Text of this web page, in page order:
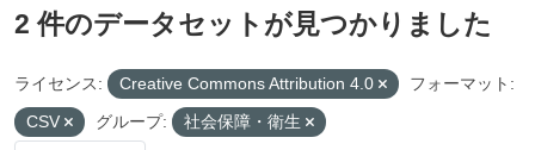
2 件のデータセットが見つかりました
ライセンス: Creative Commons Attribution 4.0
フォーマット:
CSV
グループ: 社会保障・衛生